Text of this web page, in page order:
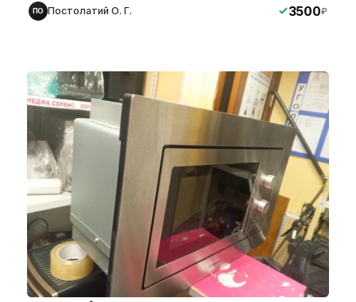
ПО Постолатий О. Г. 3500₽